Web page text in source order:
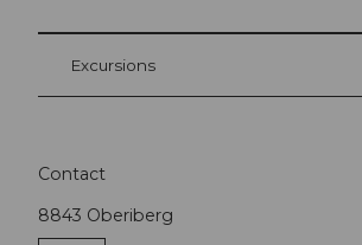
Excursions
Contact
8843 Oberiberg